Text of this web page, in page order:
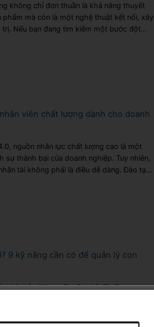
không chỉ đơn thuần là khả năng thuyết
mà còn là một nghệ thuật kết nối, xây
trị. Nếu bạn đang tìm kiếm một bước đột
viên chất lượng dành cho doanh
nguồn nhân lực chất lượng cao là một
sự thành bại của doanh nghiệp. Tuy nhiên,
tài không phải là điều dễ dàng. Đào tạo
9 kỹ năng cần có để quản lý con
chia sẻ với bạn về một chủ đề rất quan
bại của doanh nghiệp....